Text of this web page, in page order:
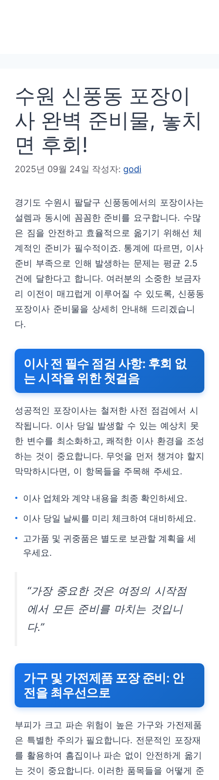
수원 신풍동 포장이
사 완벽 준비물, 놓치
면 후회!
2025년 09월 24일 작성자: godi
경기도 수원시 팔달구 신풍동에서의 포장이사는
설렘과 동시에 꼼꼼한 준비를 요구합니다. 수많
은 짐을 안전하고 효율적으로 옮기기 위해선 체
계적인 준비가 필수적이죠. 통계에 따르면, 이사
준비 부족으로 인해 발생하는 문제는 평균 2.5
건에 달한다고 합니다. 여러분의 소중한 보금자
리 이전이 매끄럽게 이루어질 수 있도록, 신풍동
포장이사 준비물을 상세히 안내해 드리겠습니
다.
이사 전 필수 점검 사항: 후회 없
는 시작을 위한 첫걸음
성공적인 포장이사는 철저한 사전 점검에서 시
작됩니다. 이사 당일 발생할 수 있는 예상치 못
한 변수를 최소화하고, 쾌적한 이사 환경을 조성
하는 것이 중요합니다. 무엇을 먼저 챙겨야 할지
막막하시다면, 이 항목들을 주목해 주세요.
이사 업체와 계약 내용을 최종 확인하세요.
이사 당일 날씨를 미리 체크하여 대비하세요.
고가품 및 귀중품은 별도로 보관할 계획을 세
우세요.
“가장 중요한 것은 여정의 시작점
에서 모든 준비를 마치는 것입니
다.”
가구 및 가전제품 포장 준비: 안
전을 최우선으로
부피가 크고 파손 위험이 높은 가구와 가전제품
은 특별한 주의가 필요합니다. 전문적인 포장재
를 활용하여 흠집이나 파손 없이 안전하게 옮기
는 것이 중요합니다. 이러한 품목들을 어떻게 준